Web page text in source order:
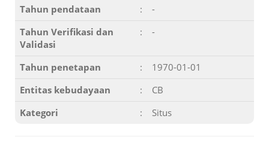
Tahun pendataan
:
-
Tahun Verifikasi dan
Validasi
: -
Tahun penetapan :
1970-01-01
Entitas kebudayaan
:
CB
Kategori
: Situs